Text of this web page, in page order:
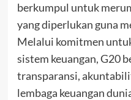
berkumpul untuk
yang diperlukan guna
Melalui komitmen
sistem keuangan, G20
transparansi,
lembaga keuangan